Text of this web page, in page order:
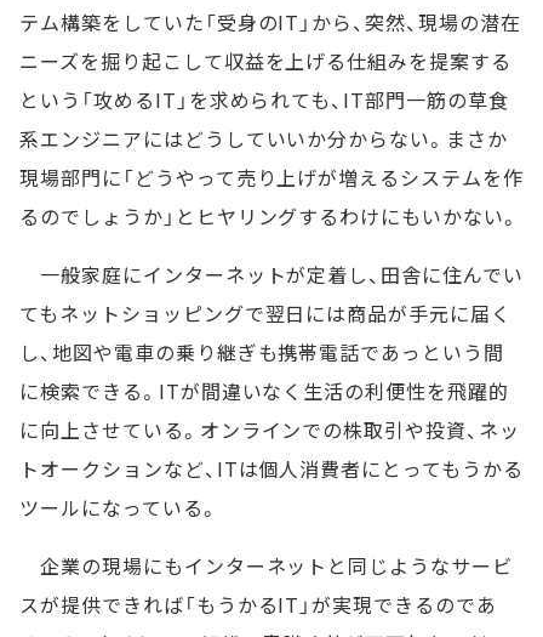
テム構築をしていた「受身のIT」から、突然、現場の潜在
ニーズを掘り起こして収益を上げる仕組みを提案する
という「攻めるIT」を求められても、IT部門一筋の草食
系エンジニアにはどうしていいか分からない。まさか
現場部門に「どうやって売り上げが増えるシステムを作
るのでしょうか」とヒヤリングするわけにもいかない。
一般家庭にインターネットが定着し、田舎に住んでい
てもネットショッピングで翌日には商品が手元に届く
し、地図や電車の乗り継ぎも携帯電話であっという間
に検索できる。ITが間違いなく生活の利便性を飛躍的
に向上させている。オンラインでの株取引や投資、ネッ
トオークションなど、ITは個人消費者にとってもうかる
ツールになっている。
企業の現場にもインターネットと同じようなサービ
スが提供できれば「もうかるIT」が実現できるのであ